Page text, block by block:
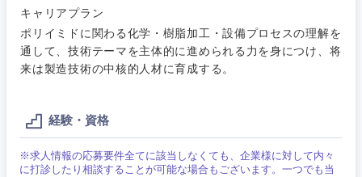
キャリアプラン
ポリイミドに関わる化学・樹脂加工・設備プロセスの理解を
通して、技術テーマを主体的に進められる力を身につけ、将
来は製造技術の中核的人材に育成する。
経験・資格
※求人情報の応募要件全てに該当しなくても、企業様に対して内々
に打診したり相談することが可能な場合もございます。一つでも当
営業
サービス
タント
その他企画業務
クリエイティブ
コンサルタント
金融
倉庫・運輸・物流
上場企業
スタートアップ企
業
転勤なし 海外勤務あり